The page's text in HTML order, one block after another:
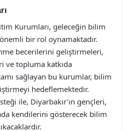
Kurumları, geleceğin bilim
bir rol oynamaktadır.
becerilerini geliştirmeleri,
ve topluma katkıda
sağlayan bu kurumlar, bilim
hedeflemektedir.
ile, Diyarbakır’ın gençleri,
kendilerini gösterecek bilim